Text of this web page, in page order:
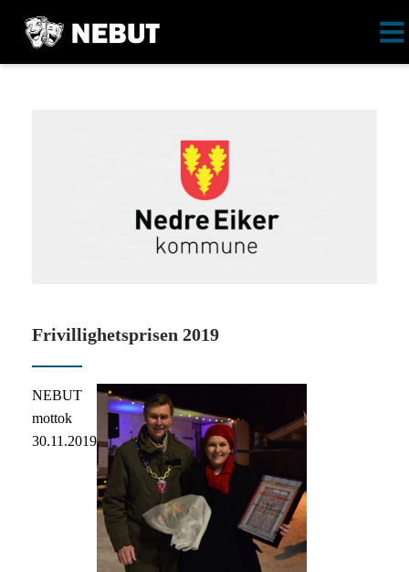
Frivillighetsprisen 2019
NEBUT
mottok
30.11.2019